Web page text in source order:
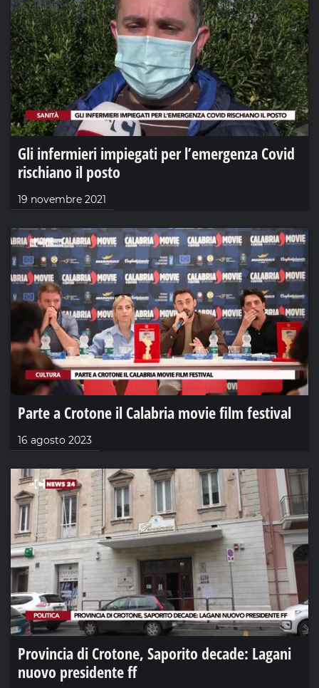
Gli infermieri impiegati per l’emergenza Covid
rischiano il posto
19 novembre 2021
Parte a Crotone il Calabria movie film festival
16 agosto 2023
Provincia di Crotone, Saporito decade: Lagani
nuovo presidente ff